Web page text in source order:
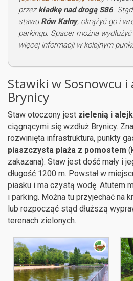
przezkładkę nad drogą S86.
stawu Rów Kalny, okrążyć go i
parkingu. Spacer można
więcej informacji w kolejnym
Stawiki w Sosnowcu i
Brynicy
Staw otoczony jest zielenią i
ciągnącymi się wzdłuż Brynicy.
rozwinięta infrastruktura, punkty
piaszczysta plaża z pomostem
zakazana). Staw jest dość mały i
długość 1200 m. Powstał w
piasku i ma czystą wodę. Atutem
i parking. Można tu przyjechać na
lub rozpocząć stąd dłuższą
terenach zielonych.